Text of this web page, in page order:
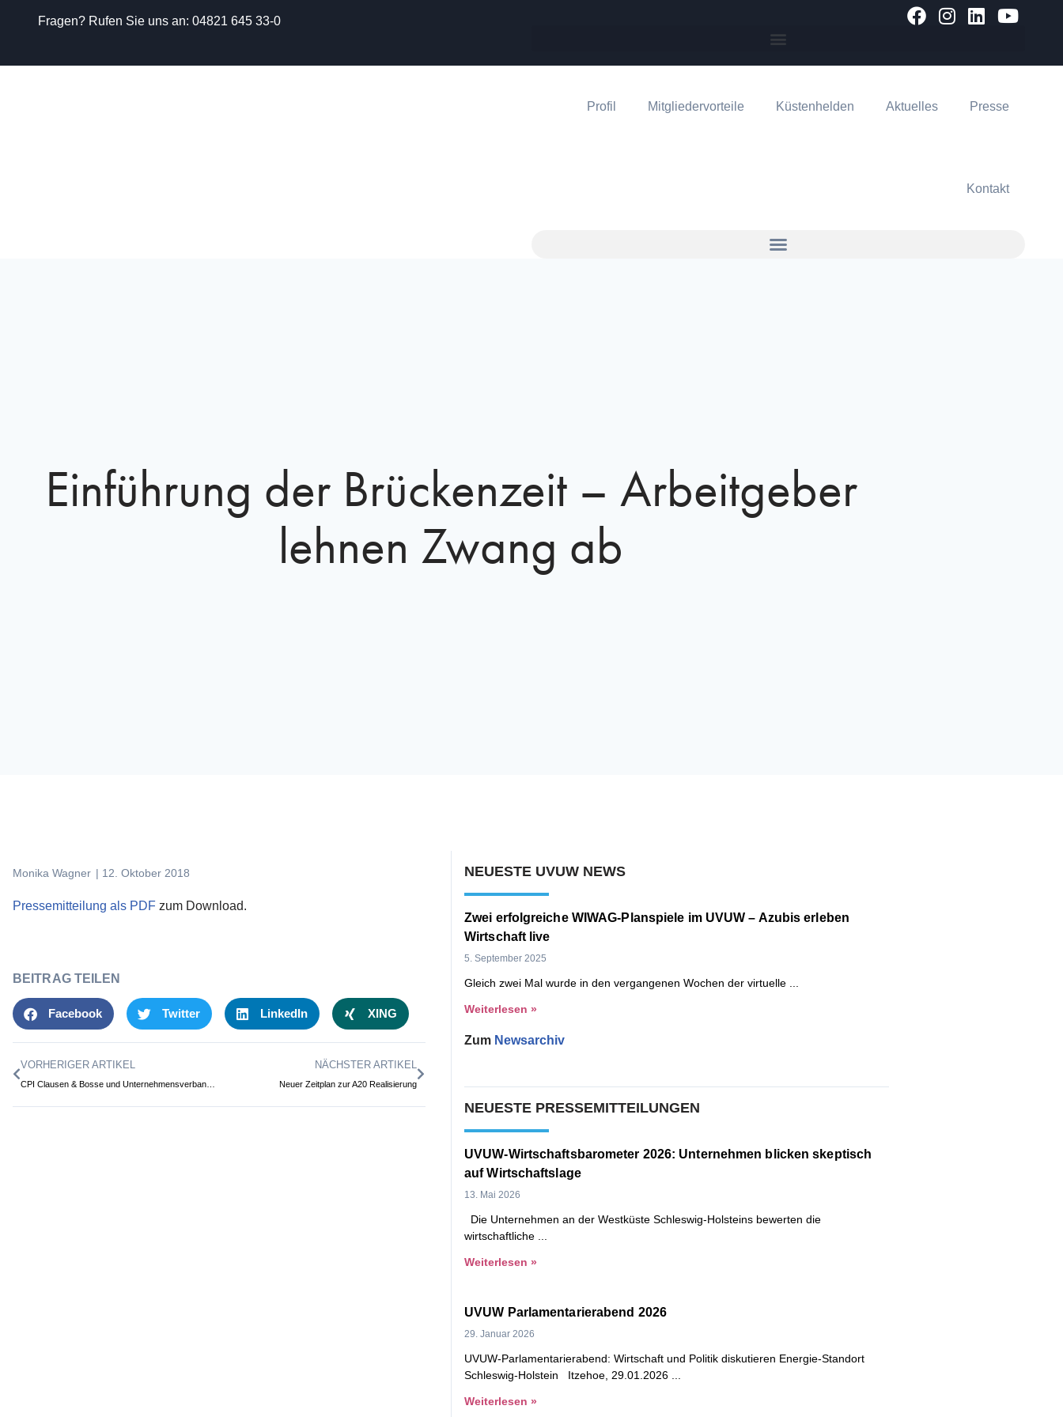
Fragen? Rufen Sie uns an: 04821 645 33-0
Profil Mitgliedervorteile Küstenhelden Aktuelles Presse
Kontakt
Einführung der Brückenzeit – Arbeitgeber
lehnen Zwang ab
Monika Wagner | 12. Oktober 2018
Pressemitteilung als PDF zum Download.
BEITRAG TEILEN
Facebook Twitter LinkedIn XING
VORHERIGER ARTIKEL NÄCHSTER ARTIKEL
Neuer Zeitplan zur A20 Realisierung
NEUESTE UVUW NEWS
Zwei erfolgreiche WIWAG-Planspiele im UVUW – Azubis erleben
Wirtschaft live
5. September 2025
Gleich zwei Mal wurde in den vergangenen Wochen der virtuelle
Weiterlesen »
Zum Newsarchiv
NEUESTE PRESSEMITTEILUNGEN
UVUW-Wirtschaftsbarometer 2026: Unternehmen blicken skeptisch
auf Wirtschaftslage
13. Mai 2026
Die Unternehmen an der Westküste Schleswig-Holsteins bewerten die
wirtschaftliche
Weiterlesen »
UVUW Parlamentarierabend 2026
29. Januar 2026
UVUW-Parlamentarierabend: Wirtschaft und Politik diskutieren Energie-Standort
Schleswig-Holstein Itzehoe, 29.01.2026
Weiterlesen »